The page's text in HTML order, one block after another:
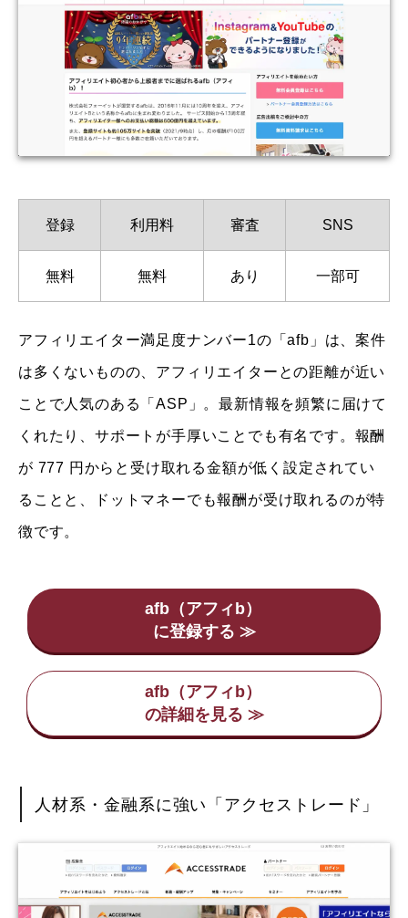
登録 利用料 審査 SNS
無料 無料 あり 一部可
アフィリエイター満足度ナンバー1の「afb」は、案件
は多くないものの、アフィリエイターとの距離が近い
ことで人気のある「ASP」。最新情報を頻繁に届けて
くれたり、サポートが手厚いことでも有名です。報酬
が 777 円からと受け取れる金額が低く設定されてい
ることと、ドットマネーでも報酬が受け取れるのが特
徴です。
afb（アフィb）
afb（アフィb）
人材系・金融系に強い「アクセストレード」